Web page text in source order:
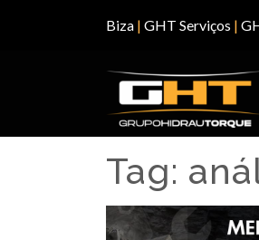
Biza | GHT Serviços |
Tag: